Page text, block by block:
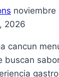
noviembre
2026
cancun
buscan